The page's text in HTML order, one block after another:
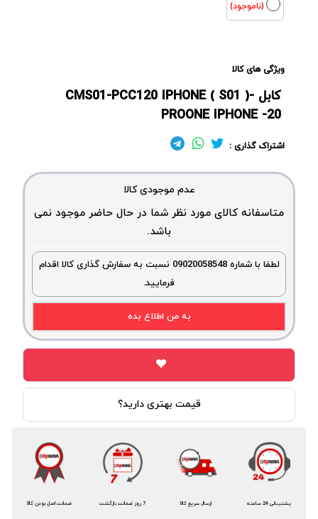
(ناموجود)
ویژگی های کالا
کابل CMS01-PCC120 IPHONE ( S01 )-
PROONE IPHONE -20
اشتراک گذاری :
عدم موجودی کالا
متاسفانه کالای مورد نظر شما در حال حاضر موجود نمی
باشد.
لطفا با شماره 09020058548 نسبت به سفارش گذاری کالا اقدام
فرمایید.
به من اطلاع بده
قیمت بهتری دارید؟
ضمانت اصل بودن کالا 7 روز ضمانت بازگشت ارسال سریع کالا پشتیبانی 24 ساعته